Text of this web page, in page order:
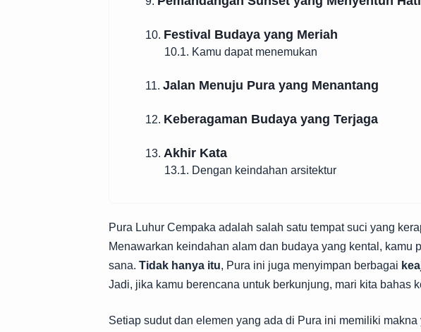
10. Festival Budaya yang Meriah
10.1. Kamu dapat menemukan
11. Jalan Menuju Pura yang Menantang
12. Keberagaman Budaya yang Terjaga
13. Akhir Kata
13.1. Dengan keindahan arsitektur
Pura Luhur Cempaka adalah salah satu tempat suci yang
Menawarkan keindahan alam dan budaya yang kental, kamu
sana. Tidak hanya itu, Pura ini juga menyimpan berbagai
Jadi, jika kamu berencana untuk berkunjung, mari kita bahas
Setiap sudut dan elemen yang ada di Pura ini memiliki